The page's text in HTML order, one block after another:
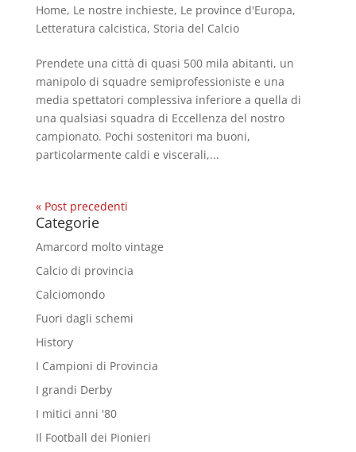
Home, Le nostre inchieste, Le province d'Europa,
Letteratura calcistica, Storia del Calcio
Prendete una città di quasi 500 mila abitanti, un
manipolo di squadre semiprofessioniste e una
media spettatori complessiva inferiore a quella di
una qualsiasi squadra di Eccellenza del nostro
campionato. Pochi sostenitori ma buoni,
particolarmente caldi e viscerali,...
« Post precedenti
Categorie
Amarcord molto vintage
Calcio di provincia
Calciomondo
Fuori dagli schemi
History
I Campioni di Provincia
I grandi Derby
I mitici anni '80
Il Football dei Pionieri